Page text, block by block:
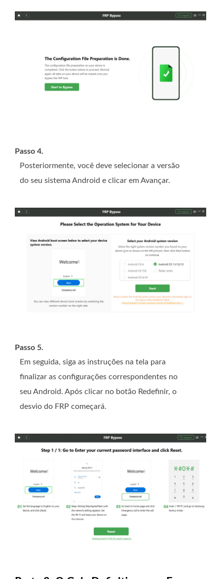
Passo 4.
Posteriormente, você deve selecionar a versão
do seu sistema Android e clicar em Avançar.
Passo 5.
Em seguida, siga as instruções na tela para
finalizar as configurações correspondentes no
seu Android. Após clicar no botão Redefinir, o
desvio do FRP começará.